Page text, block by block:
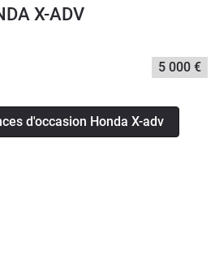
X-ADV
5 000 €
d'occasion Honda X-adv